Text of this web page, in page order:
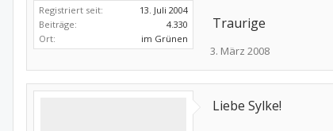
Registriert seit:
13. Juli 2004
Beiträge:
4.330
Ort:
im Grünen
Traurige
3. März 2008
Liebe Sylke!